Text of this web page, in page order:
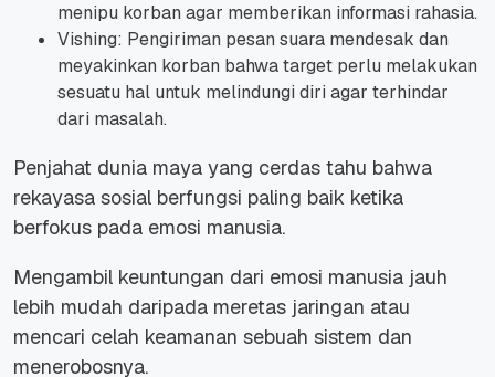
menipu korban agar memberikan informasi rahasia.
Vishing: Pengiriman pesan suara mendesak dan
meyakinkan korban bahwa target perlu melakukan
sesuatu hal untuk melindungi diri agar terhindar
dari masalah.
Penjahat dunia maya yang cerdas tahu bahwa
rekayasa sosial berfungsi paling baik ketika
berfokus pada emosi manusia.
Mengambil keuntungan dari emosi manusia jauh
lebih mudah daripada meretas jaringan atau
mencari celah keamanan sebuah sistem dan
menerobosnya.